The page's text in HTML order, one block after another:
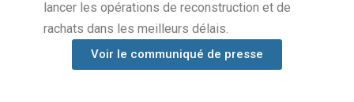
lancer les opérations de reconstruction et de
rachats dans les meilleurs délais.
Voir le communiqué de presse